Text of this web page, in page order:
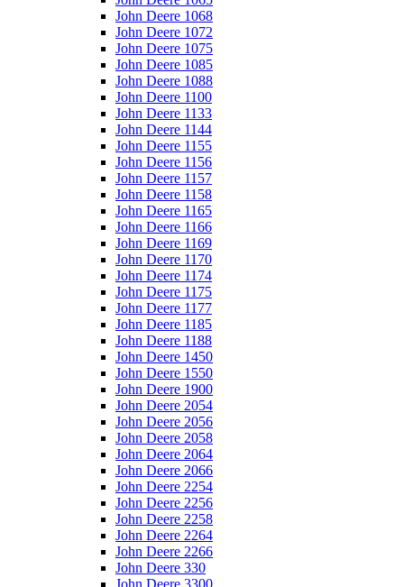
John Deere 1068
John Deere 1072
John Deere 1075
John Deere 1085
John Deere 1088
John Deere 1100
John Deere 1133
John Deere 1144
John Deere 1155
John Deere 1156
John Deere 1157
John Deere 1158
John Deere 1165
John Deere 1166
John Deere 1169
John Deere 1170
John Deere 1174
John Deere 1175
John Deere 1177
John Deere 1185
John Deere 1188
John Deere 1450
John Deere 1550
John Deere 1900
John Deere 2054
John Deere 2056
John Deere 2058
John Deere 2064
John Deere 2066
John Deere 2254
John Deere 2256
John Deere 2258
John Deere 2264
John Deere 2266
John Deere 330
John Deere 3300